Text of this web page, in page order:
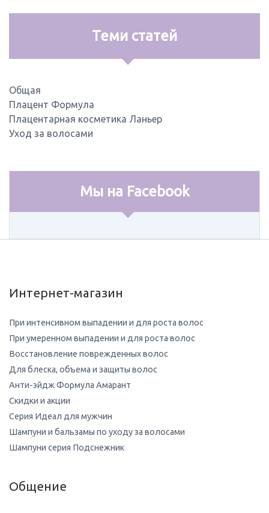
Теми статей
Общая
Плацент Формула
Плацентарная косметика Ланьер
Уход за волосами
Мы на Facebook
Интернет-магазин
При интенсивном выпадении и для роста волос
При умеренном выпадении и для роста волос
Восстановление поврежденных волос
Для блеска, объема и защиты волос
Анти-эйдж Формула Амарант
Скидки и акции
Серия Идеал для мужчин
Шампуни и бальзамы по уходу за волосами
Шампуни серия Подснежник
Общение